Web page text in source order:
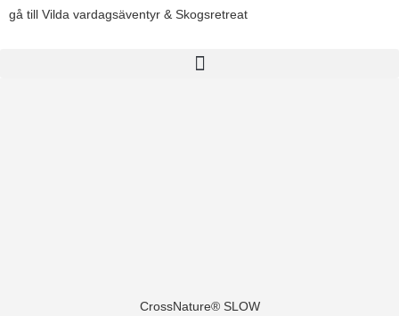
Hoppa
gå till Vilda vardagsäventyr & Skogsretreat
CrossNature® SLOW